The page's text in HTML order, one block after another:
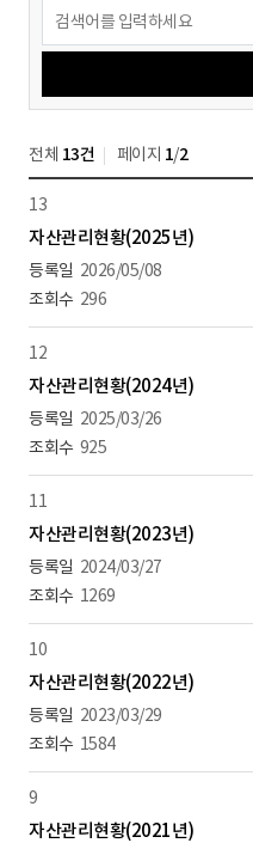
전체 13건 페이지 1/2
13
자산관리현황(2025년)
2026/05/08
296
12
자산관리현황(2024년)
2025/03/26
925
11
자산관리현황(2023년)
2024/03/27
1269
10
자산관리현황(2022년)
2023/03/29
1584
9
자산관리현황(2021년)